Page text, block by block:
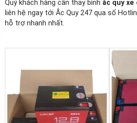
Quý khách hàng cần thay bình ắc quy xe
liên hệ ngay tới Ắc Quy 247 qua số
hỗ trợ nhanh nhất.